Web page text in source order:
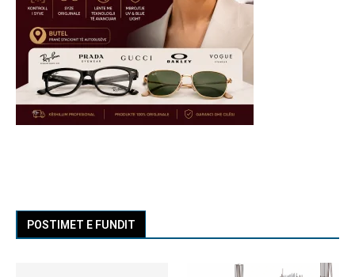
POSTIMET E FUNDIT